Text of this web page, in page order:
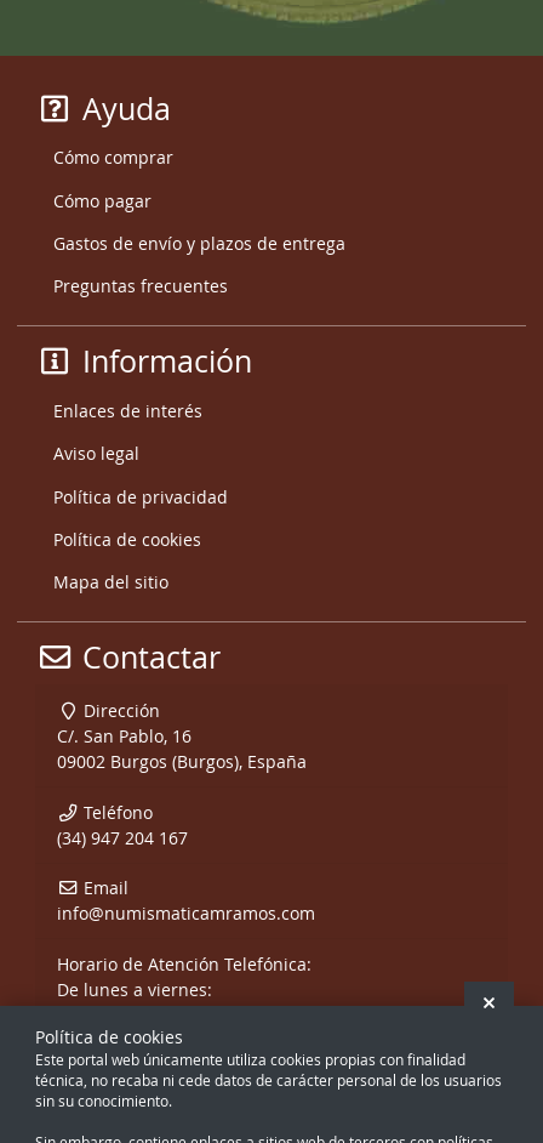
Ayuda
Cómo comprar
Cómo pagar
Gastos de envío y plazos de entrega
Preguntas frecuentes
Información
Enlaces de interés
Aviso legal
Política de privacidad
Política de cookies
Mapa del sitio
Contactar
Dirección
C/. San Pablo, 16
09002 Burgos (Burgos), España
Teléfono
(34) 947 204 167
Email
info@numismaticamramos.com
Horario de Atención Telefónica:
De lunes a viernes:
y de 17:00 a 20:00 h.
Sábados, sólo mañanas.
Política de cookies
Este portal web únicamente utiliza cookies propias con finalidad
técnica, no recaba ni cede datos de carácter personal de los usuarios
sin su conocimiento.